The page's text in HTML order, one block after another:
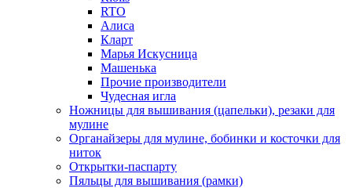
RTO
Алиса
Кларт
Марья Искусница
Машенька
Прочие производители
Чудесная игла
Ножницы для вышивания (цапельки), резаки для
мулине
Органайзеры для мулине, бобинки и косточки для
ниток
Открытки-паспарту
Пяльцы для вышивания (рамки)